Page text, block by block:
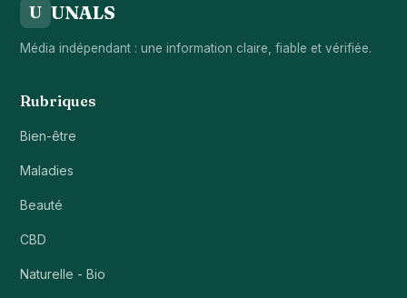
U UNALS
Média indépendant : une information claire, fiable et vérifiée.
Rubriques
Bien-être
Maladies
Beauté
CBD
Naturelle - Bio